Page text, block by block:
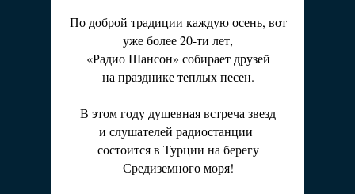
По доброй традиции каждую осень, вот
уже более 20-ти лет,
«Радио Шансон» собирает друзей
на празднике теплых песен.
В этом году душевная встреча звезд
и слушателей радиостанции
состоится в Турции на берегу
Средиземного моря!
инфраструктурой.
Добро пожаловать в семью «Радио
Шансон»!
«Радио Шансон»
высоким уровнем сервиса и развитой
инфраструктурой.
Добро пожаловать в семью «Радио
Шансон»!
Рустем Ахметшин, главный редактор
«Радио Шансон»